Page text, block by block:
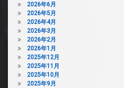
2026年6月
2026年5月
2026年4月
2026年3月
2026年2月
2026年1月
2025年12月
2025年11月
2025年10月
2025年9月